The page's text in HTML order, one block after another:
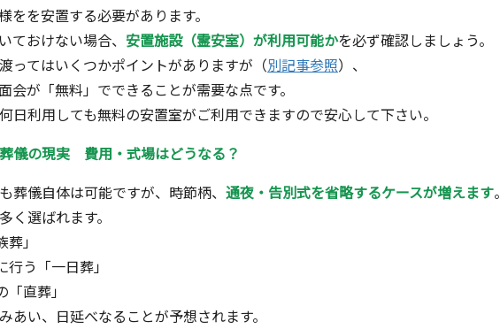
をを安置する必要があります。
ておけない場合、 安置施設（霊安室）が利用可能かを必ず確認しましょう。
ってはいくつかポイントがありますが（別記事参照）、
会が「無料」でできることが需要な点です。
日利用しても無料の安置室がご利用できますので安心して下さい。
儀の現実 費用・式場はどうなる？
葬儀自体は可能ですが、時節柄、 通夜・告別式を省略するケースが増えます。
く選ばれます。
」
う「一日葬」
直葬」
あい、日延べなることが予想されます。